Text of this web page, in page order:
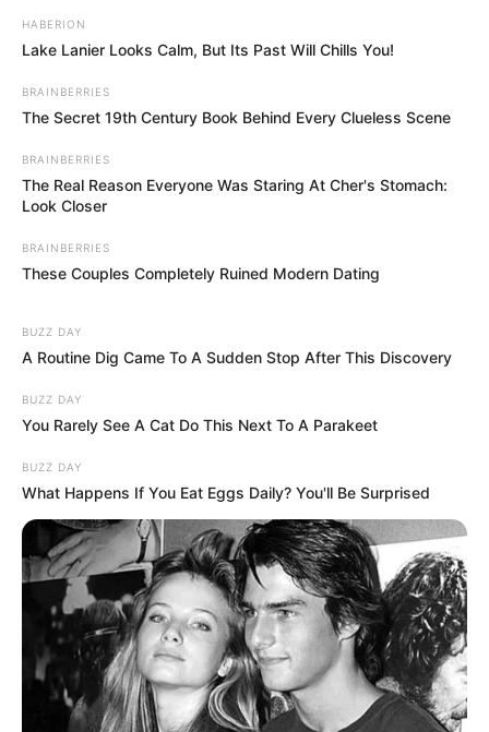
Post
navigation
Previous Article
article:
Újabb sokkal magasabb
jelentettek be!
Szűcs Judith
kapott, amikor
Legutóbbi cikkek
⚠️ Veszélyre figyelmeztet Tarjányi Péter: már nincs
idő várni!
🚨 Magyar Péter azonnal eltávolította Nagy Mártont –
komoly változás jöhet
✨ Fordulat: Magyar Péter hirtelen jó hírt jelentett be!
HABERION
Lake Lanier Looks Calm, But Its Past Will Chills You!
BRAINBERRIES
The Secret 19th Century Book Behind Every Clueless Scene
BRAINBERRIES
The Real Reason Everyone Was Staring At Cher's Stomach:
Look Closer
BRAINBERRIES
These Couples Completely Ruined Modern Dating
BUZZ DAY
A Routine Dig Came To A Sudden Stop After This Discovery
BUZZ DAY
You Rarely See A Cat Do This Next To A Parakeet
BUZZ DAY
What Happens If You Eat Eggs Daily? You'll Be Surprised